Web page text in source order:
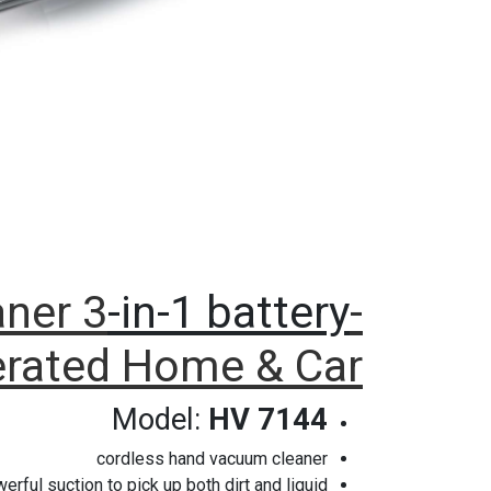
3-in-1 battery-
Home & Car
Model: HV 7144
cordless hand vacuum cleaner
suction to pick up both dirt and liquid